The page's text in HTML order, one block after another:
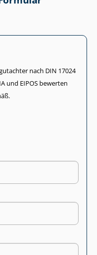
nach DIN 17024
und EIPOS bewerten